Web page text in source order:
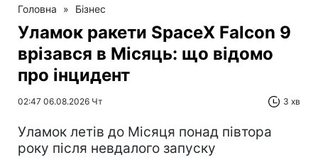
Головна » Бізнес
Уламок ракети SpaceX Falcon 9
врізався в Місяць: що відомо
про інцидент
02:47 06.08.2026 Чт 3 хв
Уламок летів до Місяця понад півтора
року після невдалого запуску